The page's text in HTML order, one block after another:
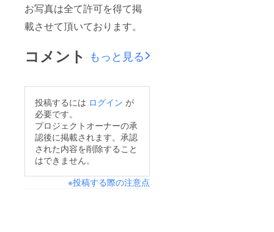
お写真は全て許可を得て掲
載させて頂いております。
コメント もっと見る
投稿するには ログイン が
必要です。
プロジェクトオーナーの承
認後に掲載されます。承認
された内容を削除すること
はできません。
※投稿する際の注意点